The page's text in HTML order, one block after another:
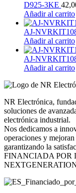
D925-3KE
Añadir al carrito
AJ-
Añadir al carrito
AJ-
Añadir al carrito
NR Electrónica,
soluciones de
electrónica industrial.
Nos dedicamos a
operaciones y
garantizando la
FINANCIADA POR